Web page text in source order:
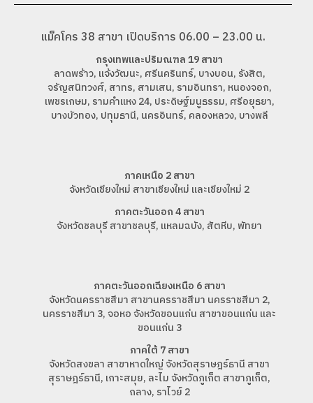
แม็คโคร 38 สาขา เปิดบริการ 06.00 – 23.00 น.
กรุงเทพและปริมณฑล 19 สาขา
ลาดพร้าว, แจ้งวัฒนะ, ศรีนครินทร์, บางบอน, รังสิต,
จรัญสนิทวงศ์, สาทร, สามเสน, รามอินทรา, หนองจอก,
เพชรเกษม, รามคำแหง 24, ประดิษฐ์มนูธรรม, ศรีอยุธยา,
บางบัวทอง, ปทุมธานี, นครอินทร์, คลองหลวง, บางพลี
ภาคเหนือ 2 สาขา
จังหวัดเชียงใหม่ สาขาเชียงใหม่ และเชียงใหม่ 2
ภาคตะวันออก 4 สาขา
จังหวัดชลบุรี สาขาชลบุรี, แหลมฉบัง, สัตหีบ, พัทยา
ภาคตะวันออกเฉียงเหนือ 6 สาขา
จังหวัดนครราชสีมา สาขานครราชสีมา นครราชสีมา 2,
นครราชสีมา 3, จอหอ จังหวัดขอนแก่น สาขาขอนแก่น และ
ขอนแก่น 3
ภาคใต้ 7 สาขา
จังหวัดสงขลา สาขาหาดใหญ่ จังหวัดสุราษฎร์ธานี สาขา
สุราษฎร์ธานี, เกาะสมุย, ละไม จังหวัดภูเก็ต สาขาภูเก็ต,
ถลาง, ราไวย์ 2